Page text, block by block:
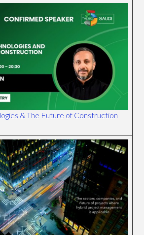
& The Future of Construction